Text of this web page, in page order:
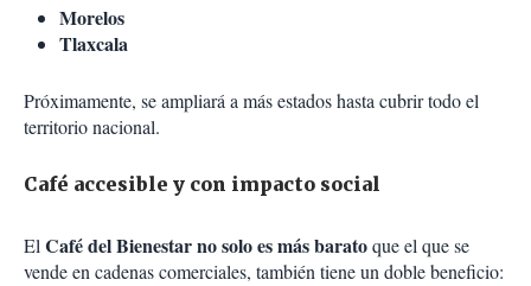
Morelos
Tlaxcala
Próximamente, se ampliará a más estados hasta cubrir todo el
territorio nacional.
Café accesible y con impacto social
ElCafé del Bienestar no solo es más baratoque el que se
vende en cadenas comerciales, también tiene un doble beneficio: